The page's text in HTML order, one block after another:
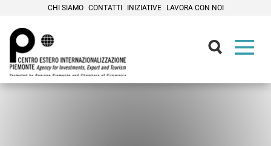
CHI SIAMO CONTATTI INIZIATIVE LAVORA CON NOI